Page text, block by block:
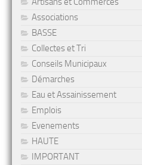
Associations
BASSE
Collectes et Tri
Conseils Municipaux
Démarches
Eau et Assainissement
Emplois
Evenements
HAUTE
IMPORTANT